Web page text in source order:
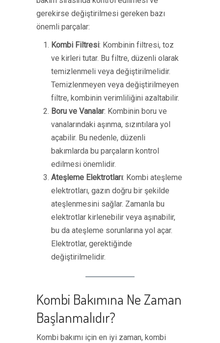
gerekirse değiştirilmesi gereken bazı
önemli parçalar:
Kombi Filtresi: Kombinin filtresi, toz
ve kirleri tutar. Bu filtre, düzenli olarak
temizlenmeli veya değiştirilmelidir.
Temizlenmeyen veya değiştirilmeyen
filtre, kombinin verimliliğini azaltabilir.
Boru ve Vanalar: Kombinin boru ve
vanalarındaki aşınma, sızıntılara yol
açabilir. Bu nedenle, düzenli
bakımlarda bu parçaların kontrol
edilmesi önemlidir.
Ateşleme Elektrotları: Kombi ateşleme
elektrotları, gazın doğru bir şekilde
ateşlenmesini sağlar. Zamanla bu
elektrotlar kirlenebilir veya aşınabilir,
bu da ateşleme sorunlarına yol açar.
Elektrotlar, gerektiğinde
değiştirilmelidir.
Kombi Bakımına Ne Zaman
Başlanmalıdır?
Kombi bakımı için en iyi zaman, kombi